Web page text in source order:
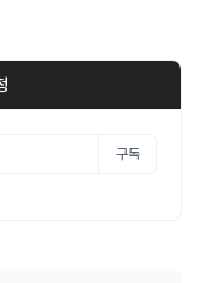
구독